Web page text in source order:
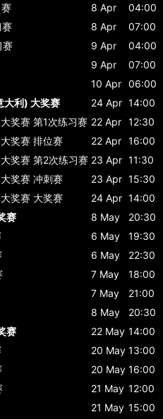
8 Apr
04:00
赛 8 Apr
07:00
赛 9 Apr
04:00
9 Apr
07:00
10 Apr 06:00
大利) 大奖赛
24 Apr 14:00
奖赛 第1次练习赛 22 Apr 12:30
奖赛 排位赛 22 Apr 16:00
奖赛 第2次练习赛 23 Apr 11:30
奖赛 冲刺赛 23 Apr 15:30
奖赛 大奖赛 24 Apr 14:00
赛
8 May
20:30
6 May
19:30
6 May
22:30
7 May
18:00
7 May
21:00
8 May
20:30
赛
22 May 14:00
20 May 13:00
20 May 16:00
21 May 12:00
21 May 15:00